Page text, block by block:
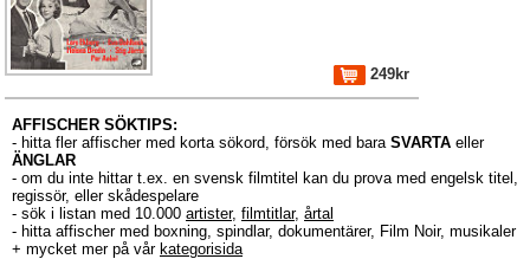
249kr
AFFISCHER SÖKTIPS:
- hitta fler affischer med korta sökord, försök med bara SVARTA eller
ÄNGLAR
- om du inte hittar t.ex. en svensk filmtitel kan du prova med engelsk titel,
regissör, eller skådespelare
- sök i listan med 10.000 artister, filmtitlar, årtal
- hitta affischer med boxning, spindlar, dokumentärer, Film Noir, musikaler
+ mycket mer på vår kategorisida